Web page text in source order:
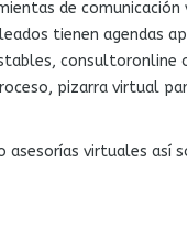
de
tienen agendas
pizarra virtual
virtuales